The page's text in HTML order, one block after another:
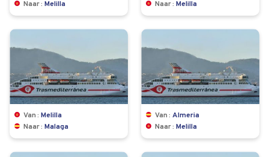
Naar
Melilla
Naar
Melilla
Van
Melilla
Naar
Malaga
Van
Almeria
Naar
Melilla